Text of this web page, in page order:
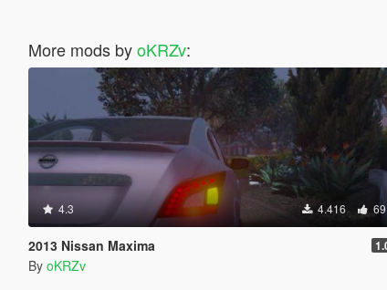
More mods byoKRZv:
4.3 4.416 69
2013 Nissan Maxima
By oKRZv